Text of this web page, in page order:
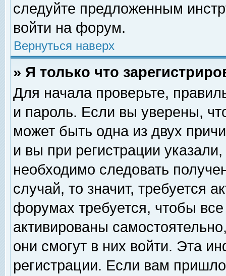
следуйте предложенным
войти на форум.
Вернуться наверх
» Я только что
Для начала проверьте,
и пароль. Если вы уверены,
может быть одна из двух
и вы при регистрации
необходимо следовать
случай, то значит, требуется
форумах требуется, чтобы
активированы
они смогут в них войти. Эта
регистрации. Если вам